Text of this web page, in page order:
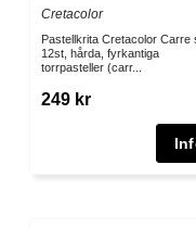
Cretacolor
Pastellkrita Cretacolor Carre
12st, hårda, fyrkantiga
torrpasteller (carr...
249 kr